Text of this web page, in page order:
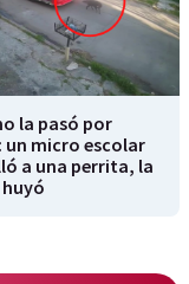
la pasó por
un micro escolar
a una perrita, la